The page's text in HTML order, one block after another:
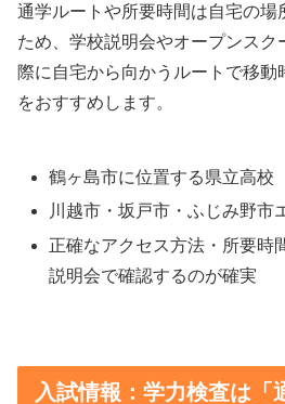
通学ルートや所要時間は自宅の場
ため、学校説明会やオープンスク
際に自宅から向かうルートで移動
をおすすめします。
鶴ヶ島市に位置する県立高校
川越市・坂戸市・ふじみ野市
正確なアクセス方法・所要時
説明会で確認するのが確実
入試情報：学力検査は「